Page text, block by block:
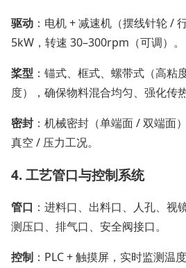
驱动 ：电机 + 减速机（摆线针轮 /
5kW，转速 30–300rpm（可调）。
桨型 ：锚式、框式、螺带式（高粘
度），确保物料混合均匀、强化传热
密封 ：机械密封（单端面 / 双端面
真空 / 压力工况。
4. 工艺管口与控制系统
管口 ：进料口、出料口、人孔、视
测压口、排气口、安全阀接口。
控制 ：PLC + 触摸屏，实时监测